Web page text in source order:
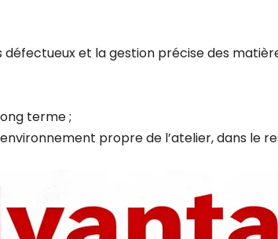
et la gestion précise des
terme ;
propre de l’atelier, dans le